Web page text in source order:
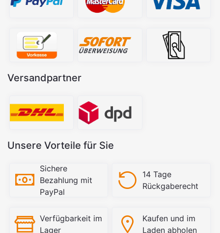
Versandpartner
Unsere Vorteile für Sie
Sichere
Bezahlung mit
PayPal
14 Tage
Rückgaberecht
Verfügbarkeit im
Lager
Kaufen und im
Laden abholen